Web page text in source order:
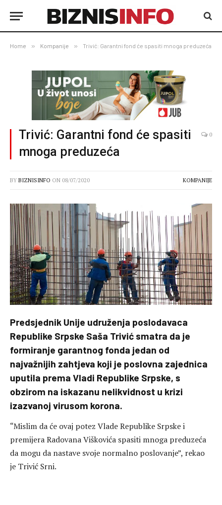
Home » Kompanije » Trivić: Garantni fond će spasiti mnoga preduzeća
Trivić: Garantni fond će spasiti
mnoga preduzeća
0
BY BIZNISINFO ON 08/07/2020 KOMPANIJE
Predsjednik Unije udruženja poslodavaca
Republike Srpske Saša Trivić smatra da je
formiranje garantnog fonda jedan od
najvažnijih zahtjeva koji je poslovna zajednica
uputila prema Vladi Republike Srpske, s
obzirom na iskazanu nelikvidnost u krizi
izazvanoj virusom korona.
“Mislim da će ovaj potez Vlade Republike Srpske i
premijera Radovana Viškovića spasiti mnoga preduzeća
da mogu da nastave svoje normalno poslovanje”, rekao
je Trivić Srni.